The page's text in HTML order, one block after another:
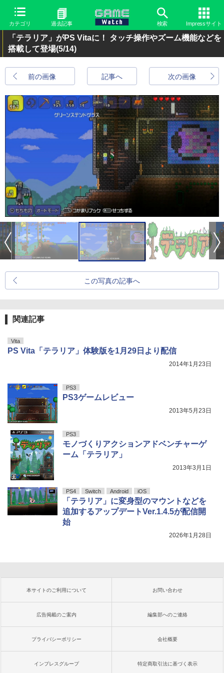
カテゴリ 過去記事 検索 Impressサイト
「テラリア」がPS Vitaに！ タッチ操作やズーム機能などを
搭載して登場(5/14)
前の画像 次の画像
記事へ
この写真の記事へ
関連記事
Vita
PS Vita「テラリア」体験版を1月29日より配信
2014年1月23日
PS3
PS3ゲームレビュー
2013年5月23日
PS3
モノづくりアクションアドベンチャーゲ
ーム「テラリア」
2013年3月1日
PS4 Switch Android iOS
「テラリア」に変身型のマウントなどを
追加するアップデートVer.1.4.5が配信開
始
2026年1月28日
本サイトのご利用について お問い合わせ
広告掲載のご案内 編集部へのご連絡
プライバシーポリシー 会社概要
インプレスグループ 特定商取引法に基づく表示